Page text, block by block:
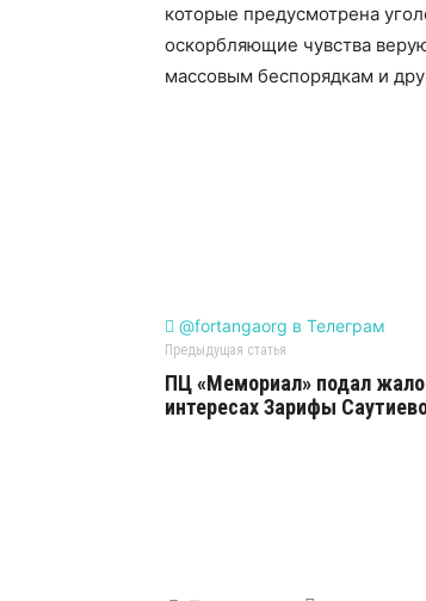
которые предусмотрена
оскорбляющие чувства
массовым беспорядкам и
@fortangaorg в Телеграм
Предыдущая статья
ПЦ «Мемориал» подал
интересах Зарифы